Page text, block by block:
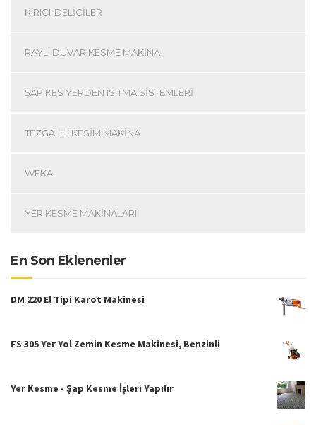
KIRICI-DELICILER
RAYLI DUVAR KESME MAKINA
ŞAP KES YERDEN ISITMA SISTEMLERI
TEZGAHLI KESIM MAKINA
WEKA
YER KESME MAKINALARI
En Son Eklenenler
DM 220 El Tipi Karot Makinesi
FS 305 Yer Yol Zemin Kesme Makinesi, Benzinli
Yer Kesme - Şap Kesme İşleri Yapılır